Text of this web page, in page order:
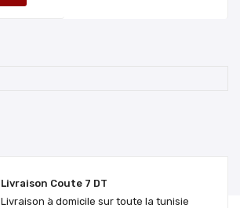
Livraison Coute 7 DT
Livraison à domicile sur toute la tunisie